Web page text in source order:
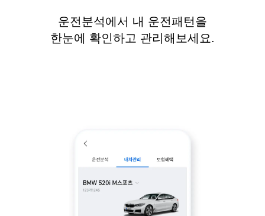
운전분석에서 내 운전패턴을
한눈에 확인하고 관리해보세요.